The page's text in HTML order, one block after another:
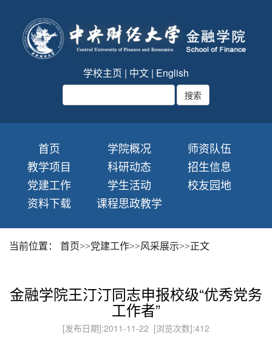
学校主页 | 中文 | English
首页 学院概况
师资队伍
教学项目
科研动态
招生信息
党建工作
学生活动
校友园地
资料下载
课程思政教学
当前位置： 首页>>党建工作>>风采展示>>正文
金融学院王汀汀同志申报校级“优秀党务
工作者”
[发布日期]:2011-11-22 [浏览次数]:412